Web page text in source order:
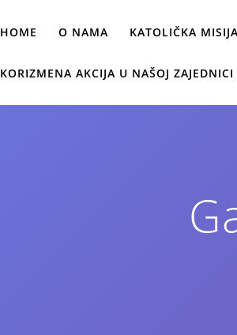
HOME O NAMA KATOLIČKA MISIJA
KORIZMENA AKCIJA U NAŠOJ ZAJEDNICI